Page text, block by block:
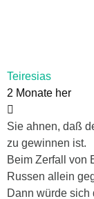
Teiresias
2 Monate her
Sie ahnen, daß
zu gewinnen ist.
Beim Zerfall von
Russen allein
Dann würde